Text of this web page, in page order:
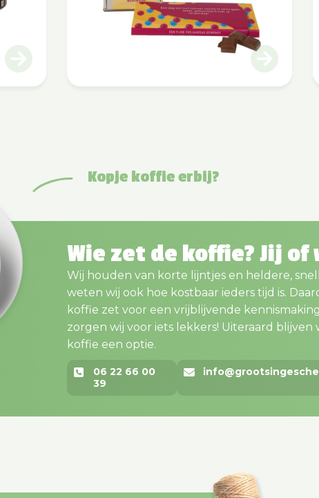
Kopje koffie erbij?
Wie zet de koffie? Jij of
Wij houden van korte lijntjes en heldere,
weten wij ook hoe kostbaar ieders tijd is.
koffie zet voor een vrijblijvende
zorgen wij voor iets lekkers! Uiteraard blijven
koffie een optie.
06 22 66 00
39